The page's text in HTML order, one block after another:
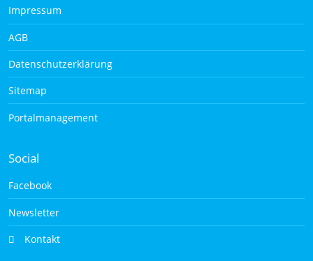
Impressum
AGB
Datenschutzerklärung
Sitemap
Portalmanagement
Social
Facebook
Newsletter
Kontakt